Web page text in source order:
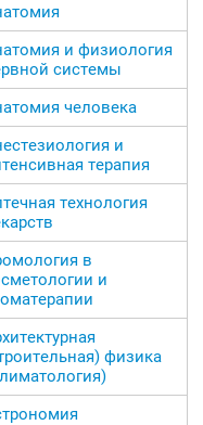
и физиология
системы
человека
и
терапия
технология
в
и
физика